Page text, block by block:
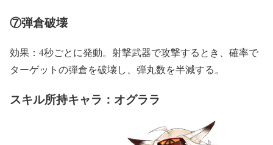
⑦弾倉破壊
効果：4秒ごとに発動。射撃武器で攻撃するとき、確率で
ターゲットの弾倉を破壊し、弾丸数を半減する。
スキル所持キャラ：オグララ